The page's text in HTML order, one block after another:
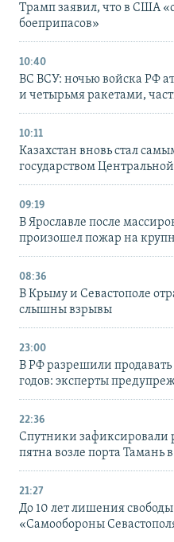
Трамп заявил, что в США
боеприпасов»
10:40
ВС ВСУ: ночью войска РФ
и четырьмя ракетами,
10:11
Казахстан вновь стал
государством
09:19
В Ярославле после
произошел пожар на
08:36
В Крыму и Севастополе
слышны взрывы
23:00
В РФ разрешили продавать
годов: эксперты
22:36
Спутники зафиксировали
пятна возле порта Тамань
21:27
До 10 лет лишения
«Самообороны